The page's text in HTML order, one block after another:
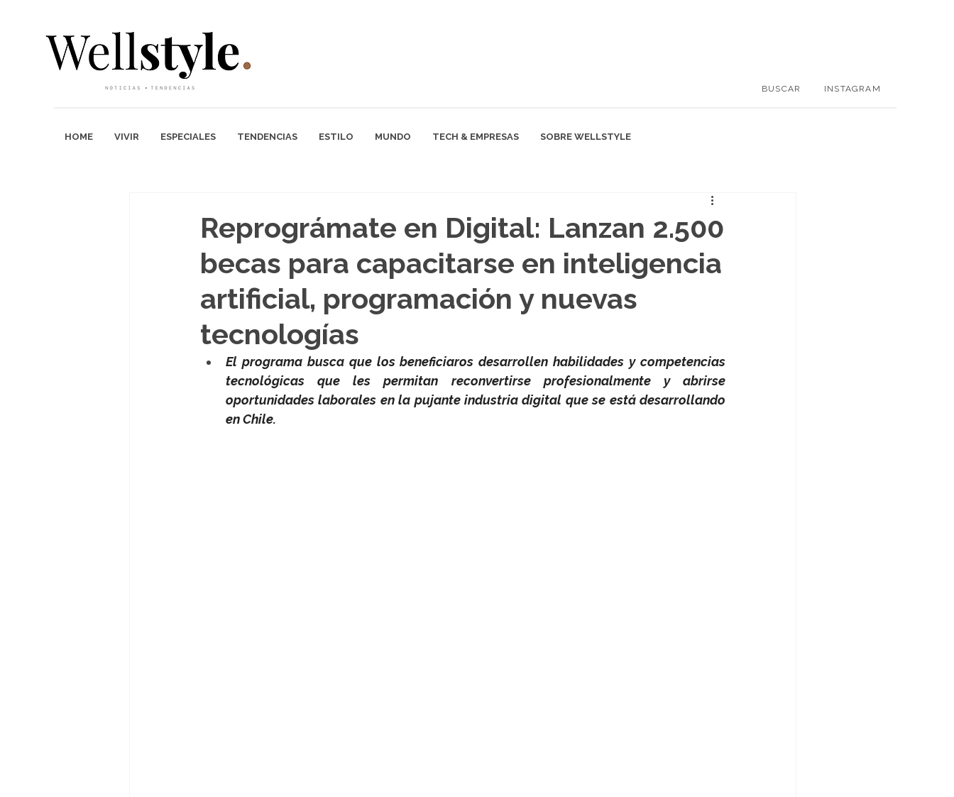
BUSCAR INSTAGRAM
HOME VIVIR ESPECIALES TENDENCIAS ESTILO MUNDO TECH & EMPRESAS SOBRE WELLSTYLE
Reprográmate en Digital: Lanzan 2.500
becas para capacitarse en inteligencia
artificial, programación y nuevas
tecnologías
El programa busca que los beneficiaros desarrollen habilidades y competencias
tecnológicas que les permitan reconvertirse profesionalmente y abrirse
oportunidades laborales en la pujante industria digital que se está desarrollando
en Chile.